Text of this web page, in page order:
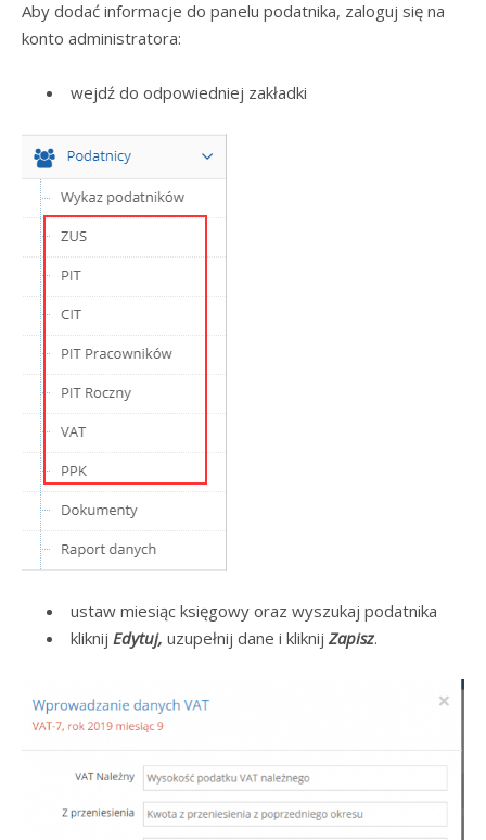
Aby dodać informacje do panelu podatnika, zaloguj się na
konto administratora:
wejdź do odpowiedniej zakładki
ustaw miesiąc księgowy oraz wyszukaj podatnika
kliknij Edytuj, uzupełnij dane i kliknij Zapisz.